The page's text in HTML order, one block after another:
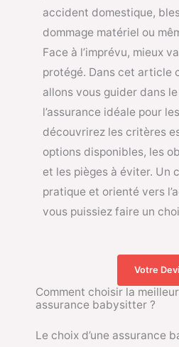
accident domestique,
dommage matériel ou
Face à l’imprévu, mieux
protégé. Dans cet article
allons vous guider dans
l’assurance idéale pour
découvrirez les critères
options disponibles, les
et les pièges à éviter. Un
pratique et orienté vers
vous puissiez faire un
Votre
Comment choisir la
assurance babysitter ?
Le choix d’une assurance